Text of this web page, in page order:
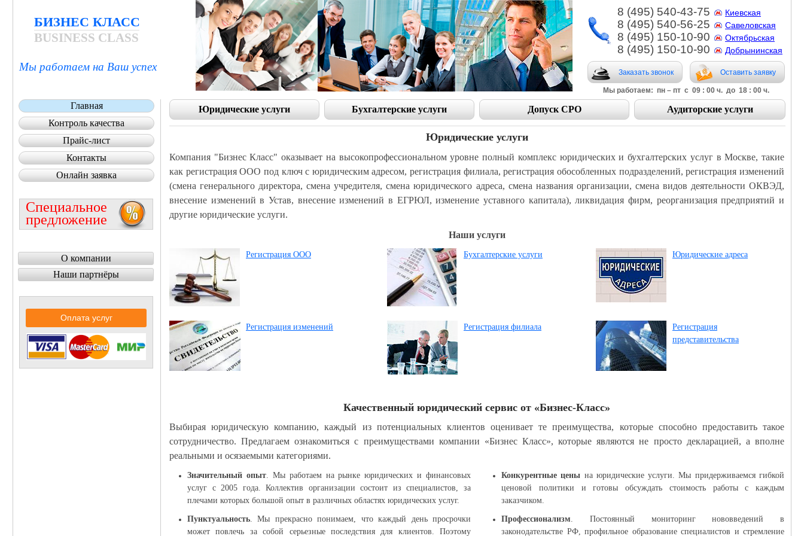
БИЗНЕС КЛАСС
BUSINESS CLASS
Мы работаем на Ваш успех
8 (495) 540-43-75 Киевская
8 (495) 540-56-25 Савеловская
8 (495) 150-10-90 Октябрьская
8 (495) 150-10-90 Добрынинская
Заказать звонок Оставить заявку
Мы работаем: пн – пт с 09 : 00 ч. до 18 : 00 ч.
Юридические услуги Бухгалтерские услуги Допуск СРО Аудиторские услуги
Юридические услуги
Компания "Бизнес Класс" оказывает на высокопрофессиональном уровне полный комплекс юридических и бухгалтерских услуг в Москве, такие
как регистрация ООО под ключ с юридическим адресом, регистрация филиала, регистрация обособленных подразделений, регистрация изменений
(смена генерального директора, смена учредителя, смена юридического адреса, смена названия организации, смена видов деятельности ОКВЭД,
внесение изменений в Устав, внесение изменений в ЕГРЮЛ, изменение уставного капитала), ликвидация фирм, реорганизация предприятий и
другие юридические услуги.
Наши услуги
Регистрация ООО Бухгалтерские услуги Юридические адреса
Регистрация изменений Регистрация филиала
Регистрация
представительства
Качественный юридический сервис от «Бизнес-Класс»
Выбирая юридическую компанию, каждый из потенциальных клиентов оценивает те преимущества, которые способно предоставить такое
сотрудничество. Предлагаем ознакомиться с преимуществами компании «Бизнес Класс», которые являются не просто декларацией, а вполне
реальными и осязаемыми категориями.
Значительный опыт. Мы работаем на рынке юридических и финансовых
услуг с 2005 года. Коллектив организации состоит из специалистов, за
плечами которых большой опыт в различных областях юридических услуг.
Конкурентные цены на юридические услуги. Мы придерживаемся гибкой
ценовой политики и готовы обсуждать стоимость работы с каждым
заказчиком.
Пунктуальность. Мы прекрасно понимаем, что каждый день просрочки
может повлечь за собой серьезные последствия для клиентов. Поэтому
Профессионализм. Постоянный мониторинг нововведений в
законодательстве РФ, профильное образование специалистов и стремление
Главная
Контроль качества
Прайс-лист
Контакты
Онлайн заявка
Специальное
предложение
О компании
Наши партнёры
Оплата услуг